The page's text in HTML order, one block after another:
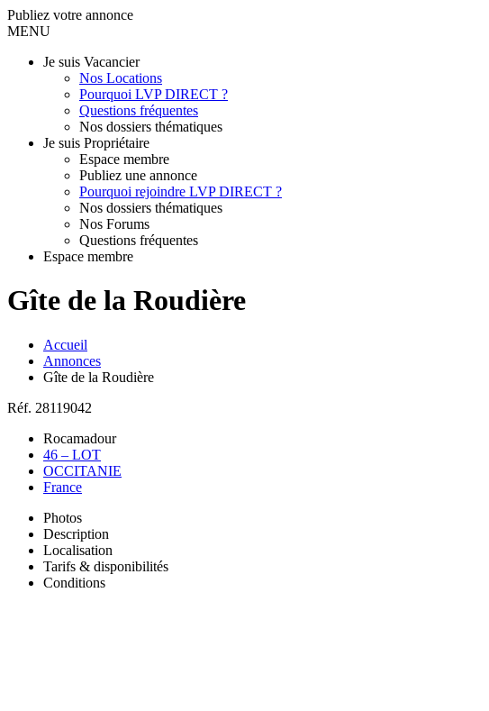
Publiez votre annonce
MENU
Je suis Vacancier
Nos Locations
Pourquoi LVP DIRECT ?
Questions fréquentes
Nos dossiers thématiques
Je suis Propriétaire
Espace membre
Publiez une annonce
Pourquoi rejoindre LVP DIRECT ?
Nos dossiers thématiques
Nos Forums
Questions fréquentes
Espace membre
Gîte de la Roudière
Accueil
Annonces
Gîte de la Roudière
Réf. 28119042
Rocamadour
46 – LOT
OCCITANIE
France
Photos
Description
Localisation
Tarifs & disponibilités
Conditions